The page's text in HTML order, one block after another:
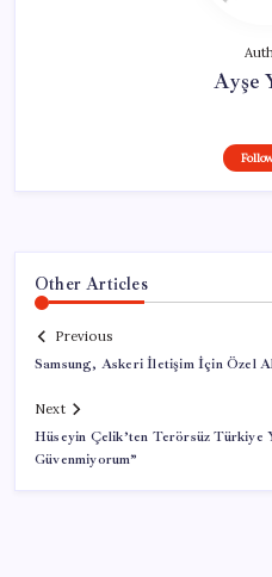
Ayşe
Other Articles
Previous
Samsung, Askeri İletişim İçin Özel
Next
Hüseyin Çelik’ten Terörsüz Türkiye
Güvenmiyorum”